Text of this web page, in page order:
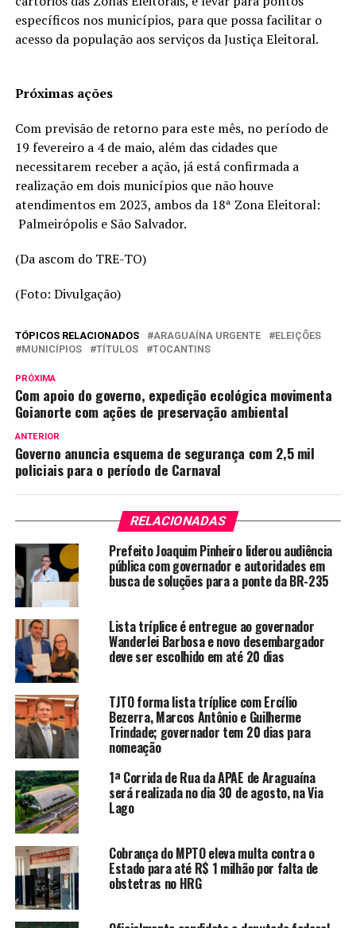
específicos nos municípios, para que possa facilitar o
acesso da população aos serviços da Justiça Eleitoral.
Próximas ações
Com previsão de retorno para este mês, no período de
19 fevereiro a 4 de maio, além das cidades que
necessitarem receber a ação, já está confirmada a
realização em dois municípios que não houve
atendimentos em 2023, ambos da 18ª Zona Eleitoral:
Palmeirópolis e São Salvador.
(Da ascom do TRE-TO)
(Foto: Divulgação)
TÓPICOS RELACIONADOS ARAGUAÍNA URGENTE
ELEIÇÕES
MUNICÍPIOS
TÍTULOS TOCANTINS
PRÓXIMA
Com apoio do governo, expedição ecológica movimenta
Goianorte com ações de preservação ambiental
ANTERIOR
Governo anuncia esquema de segurança com 2,5 mil
policiais para o período de Carnaval
RELACIONADAS
Prefeito Joaquim Pinheiro liderou audiência
pública com governador e autoridades em
busca de soluções para a ponte da BR-235
Lista tríplice é entregue ao governador
Wanderlei Barbosa e novo desembargador
deve ser escolhido em até 20 dias
TJTO forma lista tríplice com Ercílio
Bezerra, Marcos Antônio e Guilherme
Trindade; governador tem 20 dias para
nomeação
1ª Corrida de Rua da APAE de Araguaína
será realizada no dia 30 de agosto, na Via
Lago
Cobrança do MPTO eleva multa contra o
Estado para até R$ 1 milhão por falta de
obstetras no HRG